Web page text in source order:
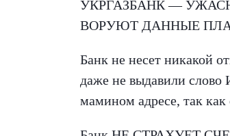
УКРГАЗБАНК —
ВОРУЮТ ДАННЫЕ
Банк не несет никакой
даже не выдавили
мамином адресе, так как